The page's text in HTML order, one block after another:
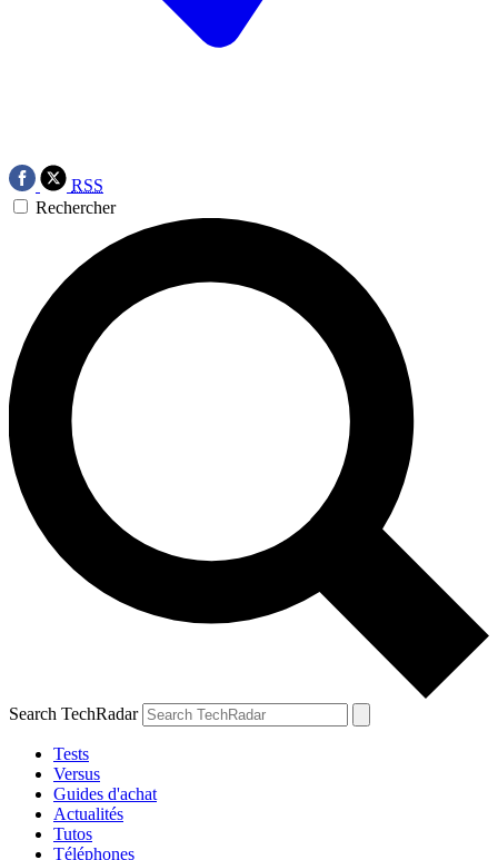
RSS
Rechercher
Search TechRadar
Tests
Versus
Guides d'achat
Actualités
Tutos
Téléphones